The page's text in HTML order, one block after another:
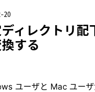
20
ィレクトリ
する
ユーザと Mac ユー